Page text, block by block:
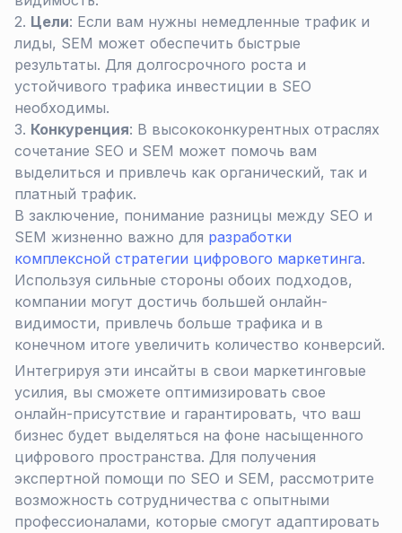
Цели: Если вам нужны немедленные трафик и
лиды, SEM может обеспечить быстрые
результаты. Для долгосрочного роста и
устойчивого трафика инвестиции в SEO
необходимы.
Конкуренция: В высококонкурентных отраслях
сочетание SEO и SEM может помочь вам
выделиться и привлечь как органический, так и
платный трафик.
В заключение, понимание разницы между SEO и
SEM жизненно важно для разработки
комплексной стратегии цифрового маркетинга.
Используя сильные стороны обоих подходов,
компании могут достичь большей онлайн-
видимости, привлечь больше трафика и в
конечном итоге увеличить количество конверсий.
Интегрируя эти инсайты в свои маркетинговые
усилия, вы сможете оптимизировать свое
онлайн-присутствие и гарантировать, что ваш
бизнес будет выделяться на фоне насыщенного
цифрового пространства. Для получения
экспертной помощи по SEO и SEM, рассмотрите
возможность сотрудничества с опытными
профессионалами, которые смогут адаптировать